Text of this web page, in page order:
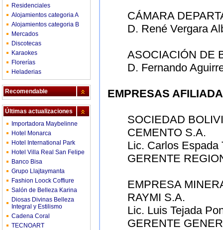
Residenciales
Alojamientos categoria A
Alojamientos categoria B
Mercados
Discotecas
Karaokes
Florerías
Heladerias
Recomendable
Últimas actualizaciones
Importadora Maybelinne
Hotel Monarca
Hotel International Park
Hotel Villa Real San Felipe
Banco Bisa
Grupo Llajtaymanta
Fashion Loock Coffiure
Salón de Belleza Karina
Diosas Divinas Belleza
Integral y Estilismo
Cadena Coral
TECNOART
CÁMARA
D. René Vergara
ASOCIACIÓN DE
D. Fernando
EMPRESAS
SOCIEDAD
CEMENTO S.A.
Lic. Carlos Espada
GERENTE
EMPRESA
RAYMI S.A.
Lic. Luis Tejada
GERENTE